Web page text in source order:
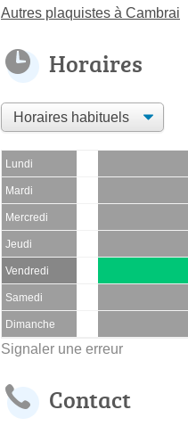
Autres plaquistes à Cambrai
Horaires
Lundi
Mardi
Mercredi
Jeudi
Vendredi
Samedi
Dimanche
Signaler une erreur
Contact